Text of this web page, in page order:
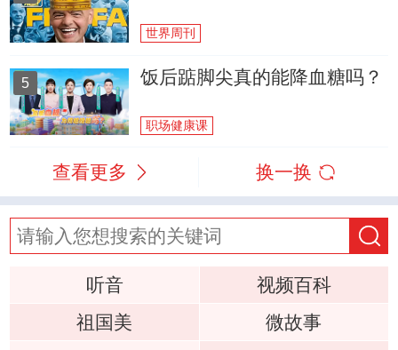
世界周刊
5 饭后踮脚尖真的能降血糖吗？
职场健康课
查看更多 换一换
听音
视频百科
祖国美
微故事